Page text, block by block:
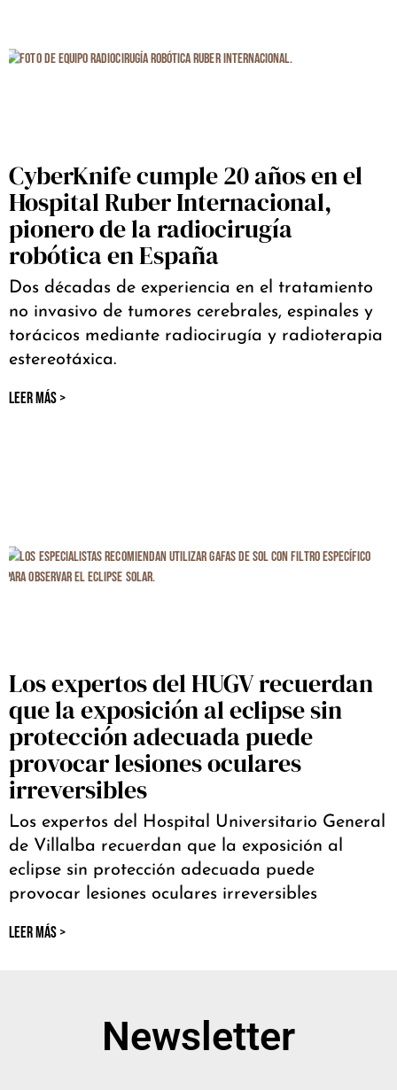
CyberKnife cumple 20 años en el
Hospital Ruber Internacional,
pionero de la radiocirugía
robótica en España
Dos décadas de experiencia en el tratamiento
no invasivo de tumores cerebrales, espinales y
torácicos mediante radiocirugía y radioterapia
estereotáxica.
LEER MÁS >
Los expertos del HUGV recuerdan
que la exposición al eclipse sin
protección adecuada puede
provocar lesiones oculares
irreversibles
Los expertos del Hospital Universitario General
de Villalba recuerdan que la exposición al
eclipse sin protección adecuada puede
provocar lesiones oculares irreversibles
LEER MÁS >
Newsletter